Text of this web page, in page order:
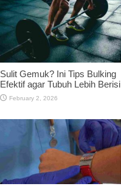
Sulit Gemuk? Ini Tips Bulking
Efektif agar Tubuh Lebih Berisi
February 2, 2026